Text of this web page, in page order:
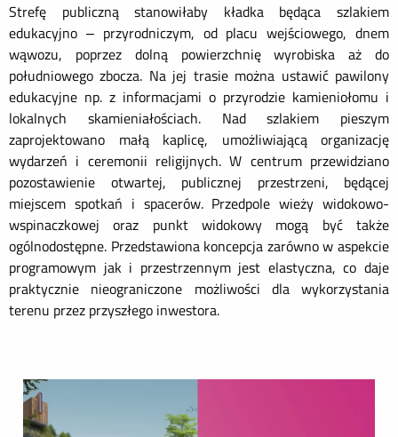
Strefę publiczną stanowiłaby kładka będąca szlakiem
edukacyjno – przyrodniczym, od placu wejściowego, dnem
wąwozu, poprzez dolną powierzchnię wyrobiska aż do
południowego zbocza. Na jej trasie można ustawić pawilony
edukacyjne np. z informacjami o przyrodzie kamieniołomu i
lokalnych skamieniałościach. Nad szlakiem pieszym
zaprojektowano małą kaplicę, umożliwiającą organizację
wydarzeń i ceremonii religijnych. W centrum przewidziano
pozostawienie otwartej, publicznej przestrzeni, będącej
miejscem spotkań i spacerów. Przedpole wieży widokowo-
wspinaczkowej oraz punkt widokowy mogą być także
ogólnodostępne. Przedstawiona koncepcja zarówno w aspekcie
programowym jak i przestrzennym jest elastyczna, co daje
praktycznie nieograniczone możliwości dla wykorzystania
terenu przez przyszłego inwestora.